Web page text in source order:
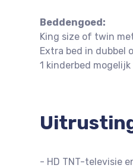
Beddengoed:
King size of twin
Extra bed in dubbel
1 kinderbed
- HD TNT-televisie